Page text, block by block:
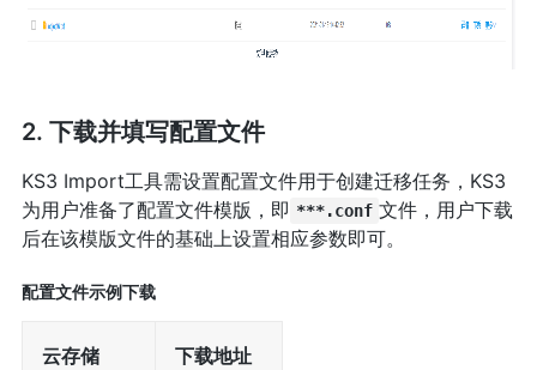
2. 下载并填写配置文件
KS3 Import工具需设置配置文件用于创建迁移任务，KS3
为用户准备了配置文件模版，即 ***.conf 文件，用户下载
后在该模版文件的基础上设置相应参数即可。
配置文件示例下载
云存储 下载地址